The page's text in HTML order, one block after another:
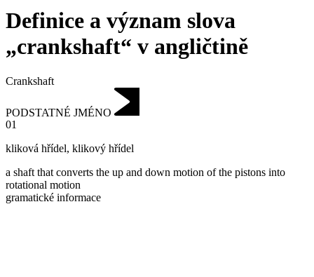
Definice a význam slova
„crankshaft“ v angličtině
Crankshaft
PODSTATNÉ JMÉNO
01
kliková hřídel, klikový hřídel
a shaft that converts the up and down motion of the pistons into
rotational motion
gramatické informace